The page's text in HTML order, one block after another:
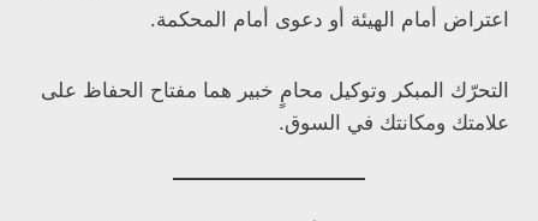
اعتراض أمام الهيئة أو دعوى أمام المحكمة.
التحرّك المبكر وتوكيل محامٍ خبير هما مفتاح الحفاظ على
علامتك ومكانتك في السوق.